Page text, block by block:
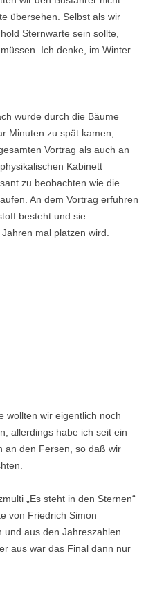
übersehen. Selbst als wir
Sternwarte sein sollte,
Ich denke, im Winter
wurde durch die Bäume
Minuten zu spät kamen,
Vortrag als auch an
Kabinett
zu beobachten wie die
An dem Vortrag erfuhren
besteht und sie
mal platzen wird.
wollten wir eigentlich noch
allerdings habe ich seit ein
an den Fersen, so daß wir
„Es steht in den Sternen“
von Friedrich Simon
und aus den Jahreszahlen
aus war das Final dann nur